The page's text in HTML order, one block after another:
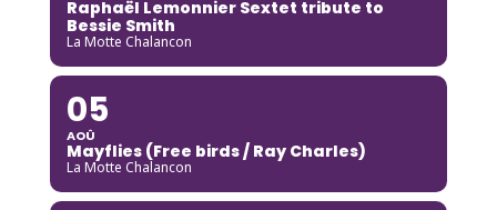
Raphaël Lemonnier Sextet tribute to
Bessie Smith
La Motte Chalancon
05
AOÛ
Mayflies (Free birds / Ray Charles)
La Motte Chalancon